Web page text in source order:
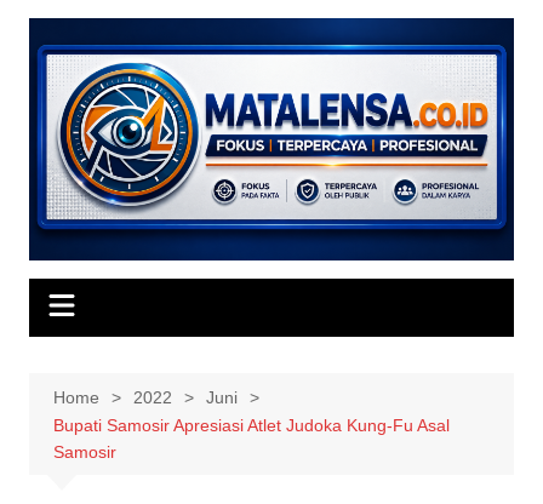
Skip
content
Home 2022
Juni
Bupati Samosir Apresiasi Atlet Judoka Kung-Fu Asal
Samosir